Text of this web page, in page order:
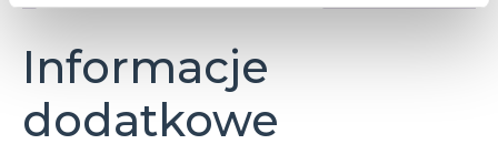
Informacje
dodatkowe